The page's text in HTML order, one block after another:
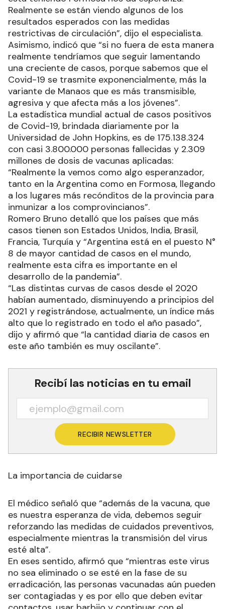
Realmente se están viendo algunos de los
resultados esperados con las medidas
restrictivas de circulación”, dijo el especialista.
Asimismo, indicó que “si no fuera de esta manera
realmente tendríamos que seguir lamentando
una creciente de casos, porque sabemos que el
Covid-19 se trasmite exponencialmente, más la
variante de Manaos que es más transmisible,
agresiva y que afecta más a los jóvenes”.
La estadística mundial actual de casos positivos
de Covid-19, brindada diariamente por la
Universidad de John Hopkins, es de 175.138.324
con casi 3.800.000 personas fallecidas y 2.309
millones de dosis de vacunas aplicadas:
“Realmente la vemos como algo esperanzador,
tanto en la Argentina como en Formosa, llegando
a los lugares más recónditos de la provincia para
inmunizar a los comprovincianos”.
Romero Bruno detalló que los países que más
casos tienen son Estados Unidos, India, Brasil,
Francia, Turquía y “Argentina está en el puesto N°
8 de mayor cantidad de casos en el mundo,
realmente esta cifra es importante en el
desarrollo de la pandemia”.
“Las distintas curvas de casos desde el 2020
habían aumentado, disminuyendo a principios del
2021 y registrándose, actualmente, un índice más
alto que lo registrado en todo el año pasado”,
dijo y afirmó que “la cantidad diaria de casos en
este año también es muy oscilante”.
Recibí las noticias en tu email
RECIBIR NEWSLETTER
La importancia de cuidarse
El médico señaló que “además de la vacuna, que
es nuestra esperanza de vida, debemos seguir
reforzando las medidas de cuidados preventivos,
especialmente mientras la transmisión del virus
esté alta”.
En eses sentido, afirmó que “mientras este virus
no sea eliminado o se esté en la fase de su
erradicación, las personas vacunadas aún pueden
ser contagiadas y es por ello que deben evitar